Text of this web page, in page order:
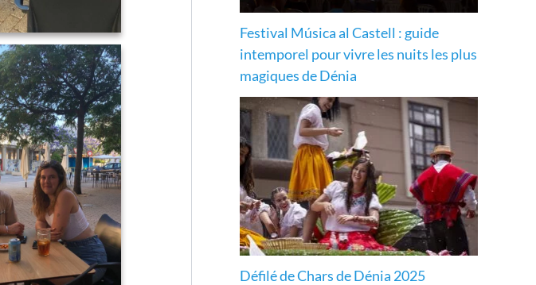
Festival Música al Castell : guide
intemporel pour vivre les nuits les plus
magiques de Dénia
Défilé de Chars de Dénia 2025